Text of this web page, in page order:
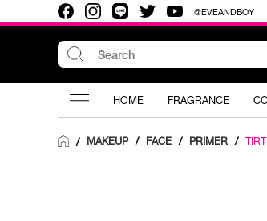
@EVEANDBOY
HOME FRAGRANCE
/ MAKEUP / FACE / PRIMER /